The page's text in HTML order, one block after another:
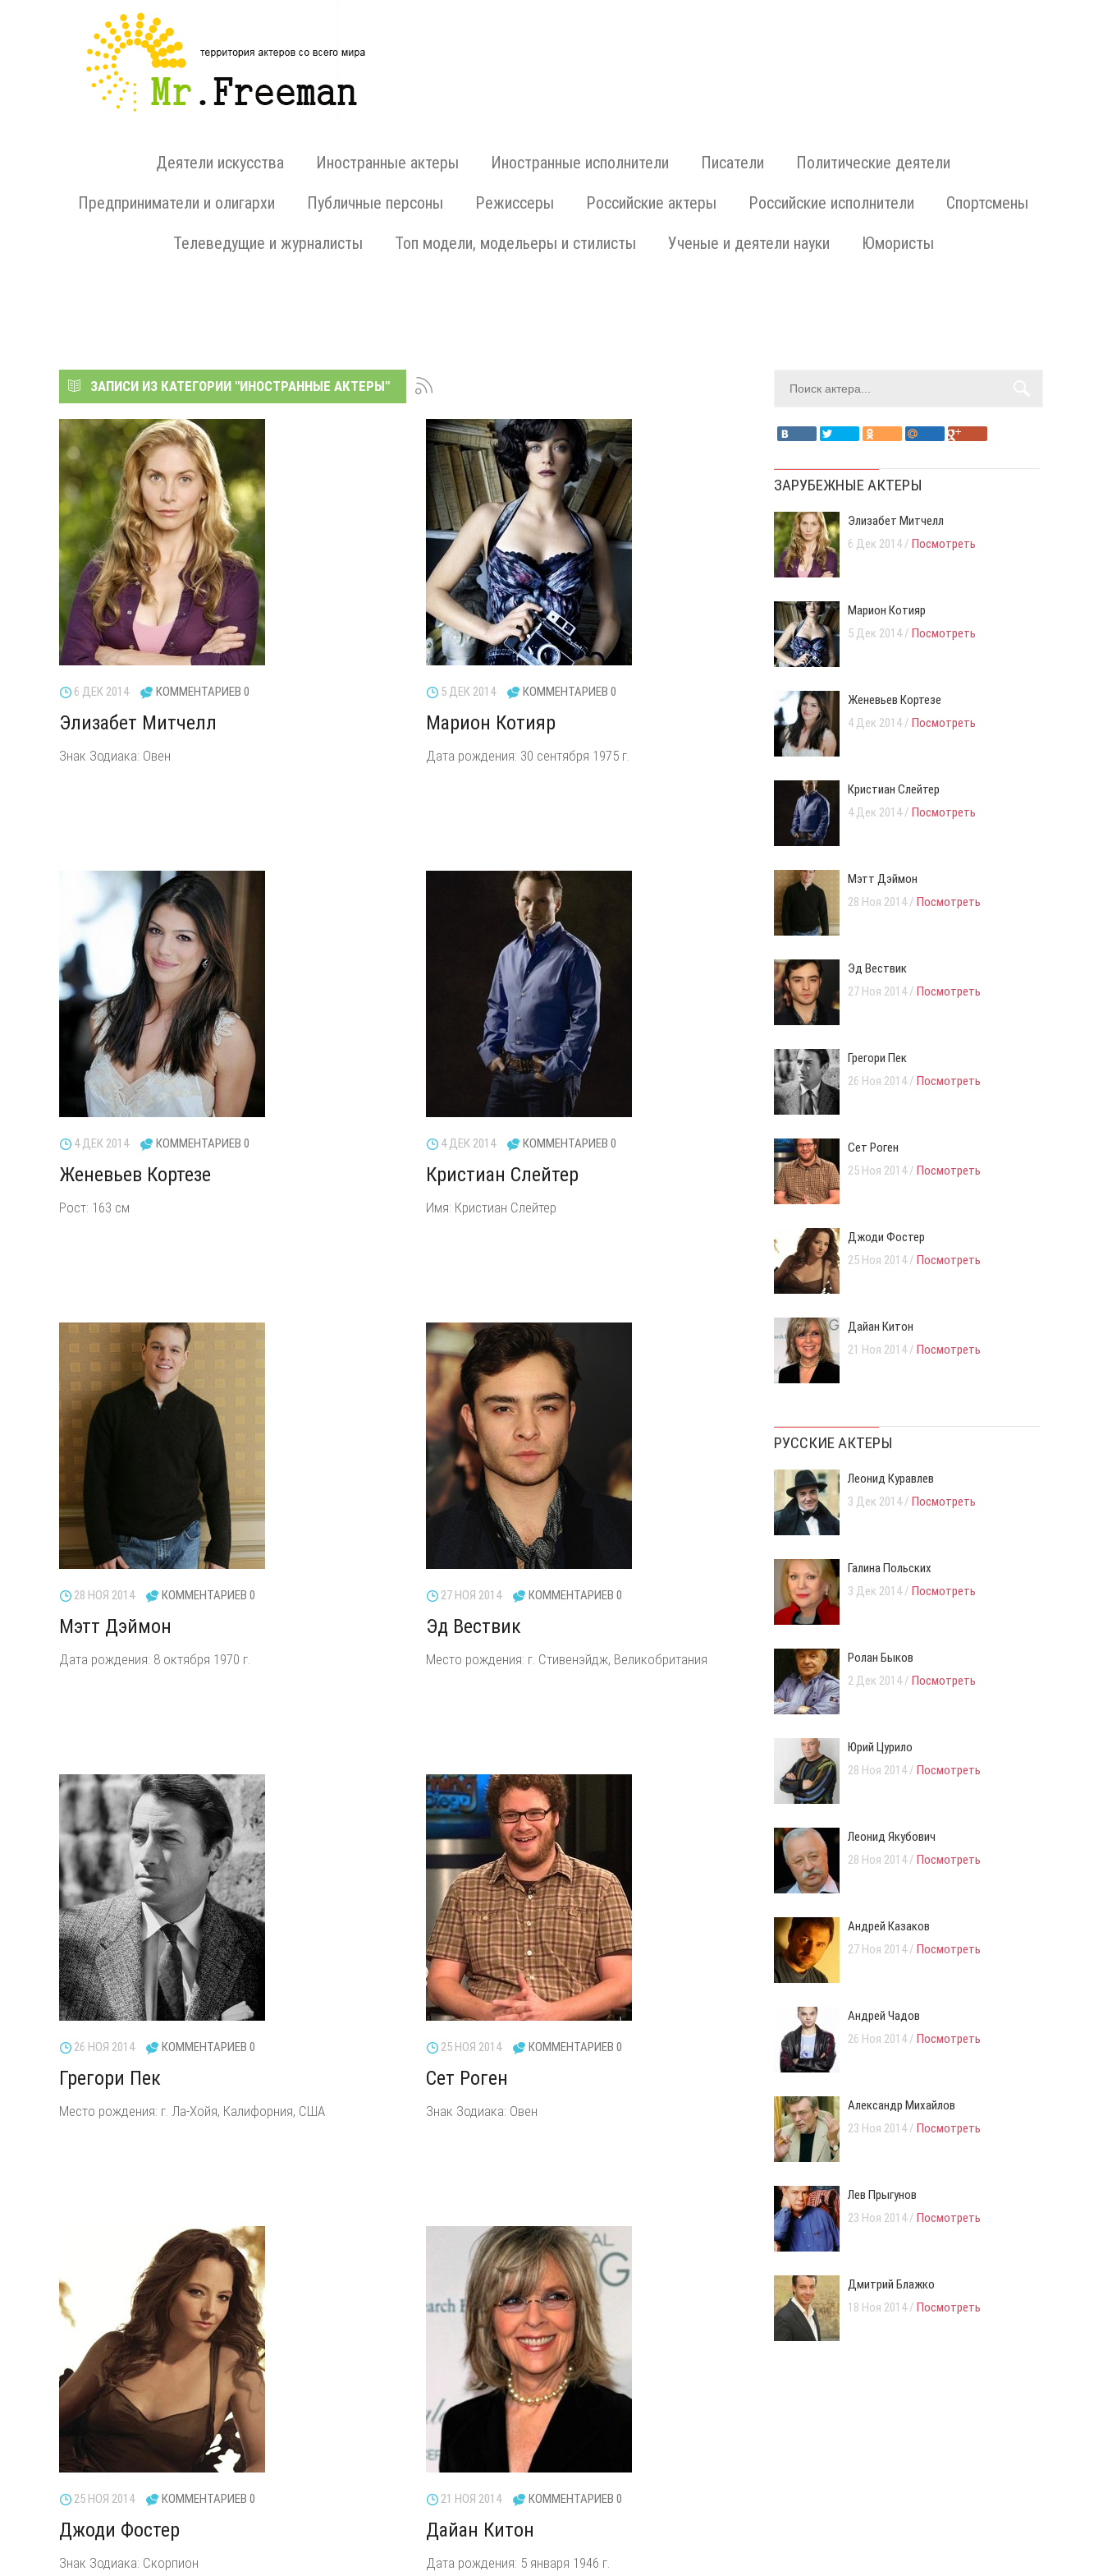
Деятели искусства Иностранные актеры Иностранные исполнители Писатели Политические деятели
Предприниматели и олигархи Публичные персоны Режиссеры Российские актеры Российские исполнители Спортсмены
Телеведущие и журналисты Топ модели, модельеры и стилисты Ученые и деятели науки Юмористы
ЗАПИСИ ИЗ КАТЕГОРИИ "ИНОСТРАННЫЕ АКТЕРЫ"
6 ДЕК 2014 КОММЕНТАРИЕВ 0
Элизабет Митчелл
Знак Зодиака: Овен
5 ДЕК 2014 КОММЕНТАРИЕВ 0
Марион Котияр
Дата рождения: 30 сентября 1975 г.
4 ДЕК 2014 КОММЕНТАРИЕВ 0
Женевьев Кортезе
Рост: 163 см
4 ДЕК 2014 КОММЕНТАРИЕВ 0
Кристиан Слейтер
Имя: Кристиан Слейтер
28 НОЯ 2014 КОММЕНТАРИЕВ 0
Мэтт Дэймон
Дата рождения: 8 октября 1970 г.
27 НОЯ 2014 КОММЕНТАРИЕВ 0
Эд Вествик
Место рождения: г. Стивенэйдж, Великобритания
26 НОЯ 2014 КОММЕНТАРИЕВ 0
Грегори Пек
Место рождения: г. Ла-Хойя, Калифорния, США
25 НОЯ 2014 КОММЕНТАРИЕВ 0
Сет Роген
Знак Зодиака: Овен
25 НОЯ 2014 КОММЕНТАРИЕВ 0
Джоди Фостер
Знак Зодиака: Скорпион
21 НОЯ 2014 КОММЕНТАРИЕВ 0
Дайан Китон
Дата рождения: 5 января 1946 г.
ЗАРУБЕЖНЫЕ АКТЕРЫ
Элизабет Митчелл
6 Дек 2014 /Посмотреть
Марион Котияр
5 Дек 2014 /Посмотреть
Женевьев Кортезе
4 Дек 2014 /Посмотреть
Кристиан Слейтер
4 Дек 2014 /Посмотреть
Мэтт Дэймон
28 Ноя 2014 /Посмотреть
Эд Вествик
27 Ноя 2014 /Посмотреть
Грегори Пек
26 Ноя 2014 /Посмотреть
Сет Роген
25 Ноя 2014 /Посмотреть
Джоди Фостер
25 Ноя 2014 /Посмотреть
Дайан Китон
21 Ноя 2014 /Посмотреть
РУССКИЕ АКТЕРЫ
Леонид Куравлев
3 Дек 2014 /Посмотреть
Галина Польских
3 Дек 2014 /Посмотреть
Ролан Быков
2 Дек 2014 /Посмотреть
Юрий Цурило
28 Ноя 2014 /Посмотреть
Леонид Якубович
28 Ноя 2014 /Посмотреть
Андрей Казаков
27 Ноя 2014 /Посмотреть
Андрей Чадов
26 Ноя 2014 /Посмотреть
Александр Михайлов
23 Ноя 2014 /Посмотреть
Лев Прыгунов
23 Ноя 2014 /Посмотреть
Дмитрий Блажко
18 Ноя 2014 /Посмотреть